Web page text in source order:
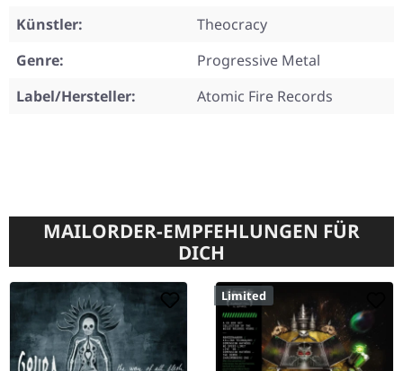
Künstler:
Theocracy
Genre:
Progressive Metal
Label/Hersteller:
Atomic Fire Records
MAILORDER-EMPFEHLUNGEN FÜR
DICH
Limited